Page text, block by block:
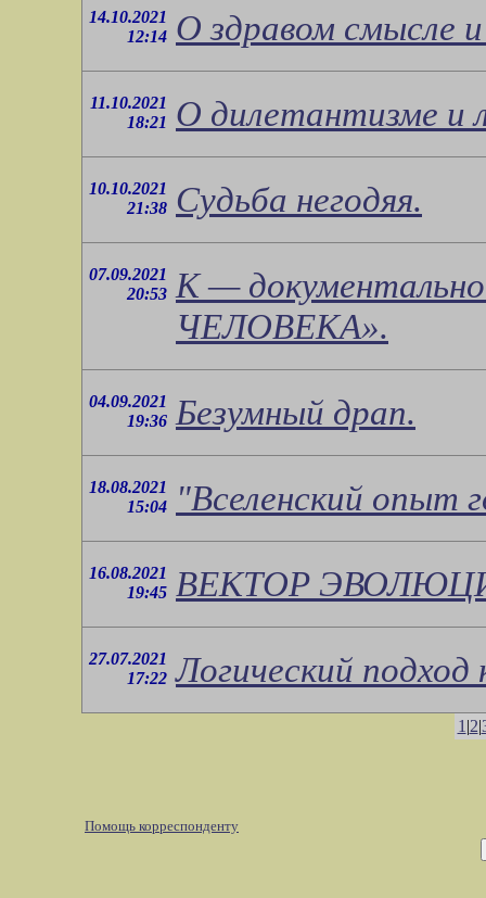
14.10.2021
12:14 О здравом смысле
11.10.2021
18:21 О дилетантизме и
10.10.2021
21:38 Судьба негодяя.
07.09.2021
20:53 К —
ЧЕЛОВЕКА».
04.09.2021
19:36 Безумный драп.
18.08.2021
15:04
"Вселенский опыт
16.08.2021
19:45 ВЕКТОР
27.07.2021
17:22 Логический подход
1 |2|
Помощь корреспонденту